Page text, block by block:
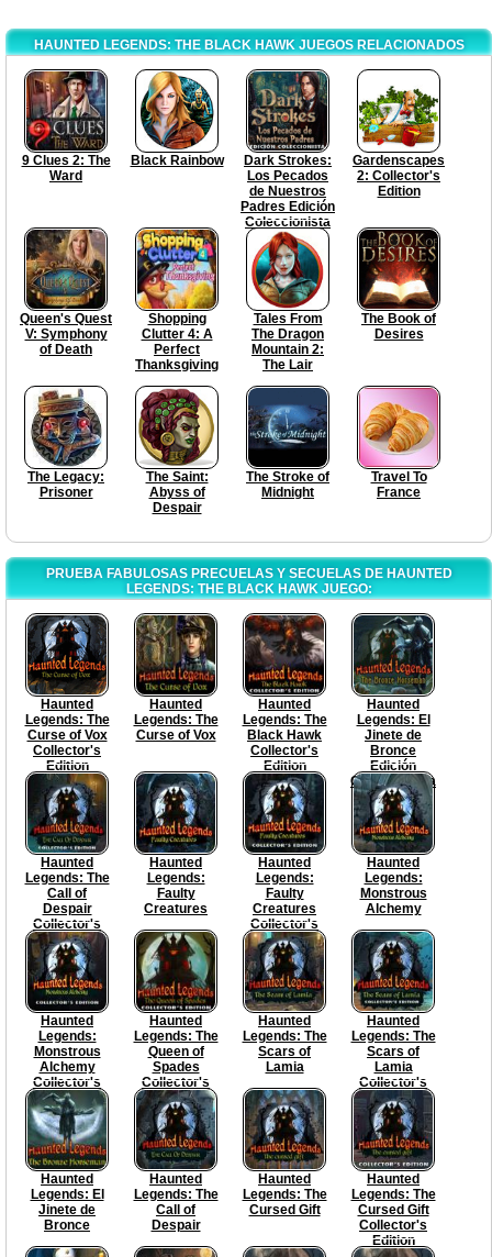
HAUNTED LEGENDS: THE BLACK HAWK JUEGOS RELACIONADOS
9 Clues 2: The
Ward
Black Rainbow
Dark Strokes:
Los Pecados
de Nuestros
Padres Edición
Coleccionista
Gardenscapes
2: Collector's
Edition
Queen's Quest
V: Symphony
of Death
Shopping
Clutter 4: A
Perfect
Thanksgiving
Tales From
The Dragon
Mountain 2:
The Lair
The Book of
Desires
The Legacy:
Prisoner
The Saint:
Abyss of
Despair
The Stroke of
Midnight
Travel To
France
PRUEBA FABULOSAS PRECUELAS Y SECUELAS DE HAUNTED
LEGENDS: THE BLACK HAWK JUEGO:
Haunted
Legends: The
Curse of Vox
Collector's
Edition
Haunted
Legends: The
Curse of Vox
Haunted
Legends: The
Black Hawk
Collector's
Edition
Haunted
Legends: El
Jinete de
Bronce
Edición
Coleccionista
Haunted
Legends: The
Call of
Despair
Collector's
Edition
Haunted
Legends:
Faulty
Creatures
Haunted
Legends:
Faulty
Creatures
Collector's
Edition
Haunted
Legends:
Monstrous
Alchemy
Haunted
Legends:
Monstrous
Alchemy
Collector's
Edition
Haunted
Legends: The
Queen of
Spades
Collector's
Edition
Haunted
Legends: The
Scars of
Lamia
Haunted
Legends: The
Scars of
Lamia
Collector's
Edition
Haunted
Legends: El
Jinete de
Bronce
Haunted
Legends: The
Call of
Despair
Haunted
Legends: The
Cursed Gift
Haunted
Legends: The
Cursed Gift
Collector's
Edition